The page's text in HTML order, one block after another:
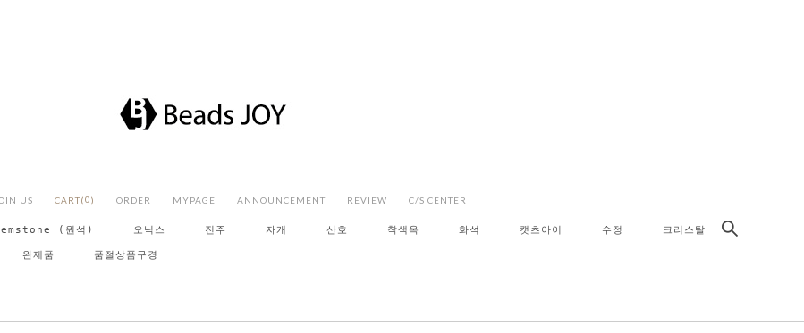
US CART(0) ORDER MYPAGE ANNOUNCEMENT REVIEW C/S CENTER
(원석) 오닉스 진주 자개 산호 착색옥 화석 캣츠아이 수정 크리스탈
완제품 품절상품구경